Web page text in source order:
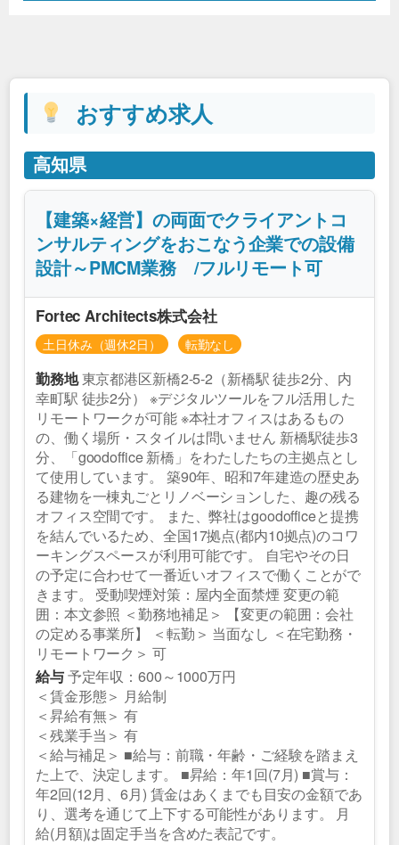
おすすめ求人
高知県
【建築×経営】の両面でクライアントコ
ンサルティングをおこなう企業での設備
設計～PMCM業務 /フルリモート可
Fortec Architects株式会社
土日休み（週休2日） 転勤なし
勤務地東京都港区新橋2-5-2（新橋駅 徒歩2分、内
幸町駅 徒歩2分） ※デジタルツールをフル活用した
リモートワークが可能 ※本社オフィスはあるもの
の、働く場所・スタイルは問いません 新橋駅徒歩3
分、「goodoffice 新橋」をわたしたちの主拠点とし
て使用しています。 築90年、昭和7年建造の歴史あ
る建物を一棟丸ごとリノベーションした、趣の残る
オフィス空間です。 また、弊社はgoodofficeと提携
を結んでいるため、全国17拠点(都内10拠点)のコワ
ーキングスペースが利用可能です。 自宅やその日
の予定に合わせて一番近いオフィスで働くことがで
きます。 受動喫煙対策：屋内全面禁煙 変更の範
囲：本文参照 ＜勤務地補足＞ 【変更の範囲：会社
の定める事業所】 ＜転勤＞ 当面なし ＜在宅勤務・
リモートワーク＞ 可
給与予定年収：600～1000万円
＜賃金形態＞ 月給制
＜昇給有無＞ 有
＜残業手当＞ 有
＜給与補足＞ ■給与：前職・年齢・ご経験を踏まえ
た上で、決定します。 ■昇給：年1回(7月) ■賞与：
年2回(12月、6月) 賃金はあくまでも目安の金額であ
り、選考を通じて上下する可能性があります。 月
給(月額)は固定手当を含めた表記です。